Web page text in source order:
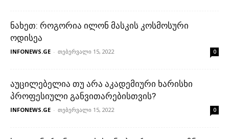
ნახეთ: როგორია ილონ მასკის კოსმოსური
ოდისეა
INFONEWS.GE - თებერვალი 15, 2022 0
აუცილებელია თუ არა აკადემიური ხარისხი
პროფესიული განვითარებისთვის?
INFONEWS.GE - თებერვალი 15, 2022 0